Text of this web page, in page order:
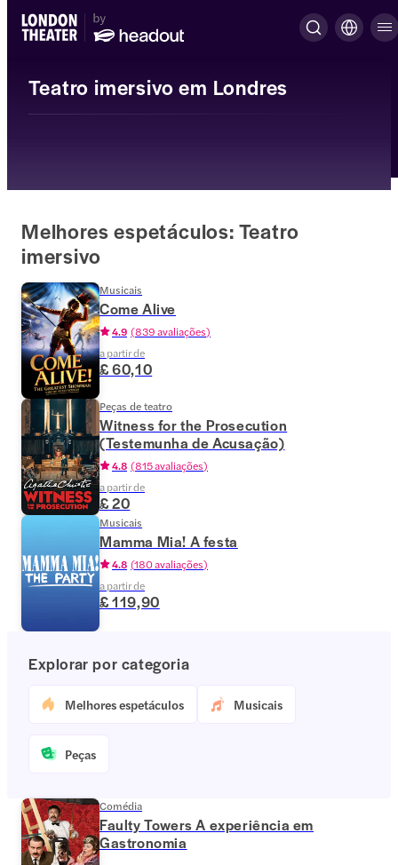
Teatro imersivo em Londres
Melhores espetáculos: Teatro
imersivo
Musicais
Come Alive
4.9 (839 avaliações)
a partir de
£ 60,10
Peças de teatro
Witness for the Prosecution
(Testemunha de Acusação)
4.8 (815 avaliações)
a partir de
£ 20
Musicais
Mamma Mia! A festa
4.8 (180 avaliações)
a partir de
£ 119,90
Explorar por categoria
Melhores espetáculos Musicais
Peças
Comédia
Faulty Towers A experiência em
Gastronomia